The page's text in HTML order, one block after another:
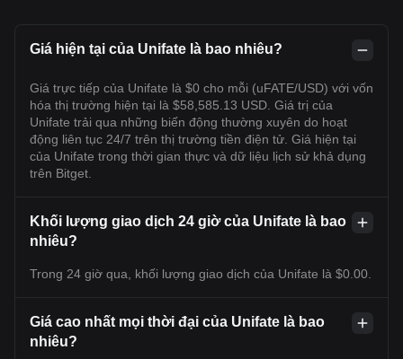
Giá hiện tại của Unifate là bao nhiêu?
Giá trực tiếp của Unifate là $0 cho mỗi (uFATE/USD) với vốn
hóa thị trường hiện tại là $58,585.13 USD. Giá trị của
Unifate trải qua những biến động thường xuyên do hoạt
động liên tục 24/7 trên thị trường tiền điện tử. Giá hiện tại
của Unifate trong thời gian thực và dữ liệu lịch sử khả dụng
trên Bitget.
Khối lượng giao dịch 24 giờ của Unifate là bao
nhiêu?
Trong 24 giờ qua, khối lượng giao dịch của Unifate là $0.00.
Giá cao nhất mọi thời đại của Unifate là bao
nhiêu?